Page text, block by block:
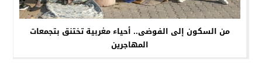
من السكون إلى الفوضى.. أحياء مغربية تختنق بتجمعات
المهاجرين